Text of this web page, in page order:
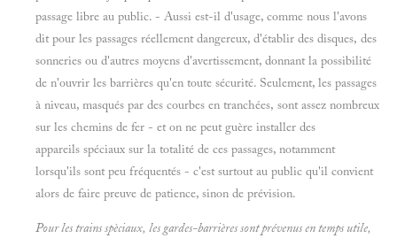
passage libre au public. - Aussi est-il d'usage, comme nous l'avons
dit pour les passages réellement dangereux, d'établir des disques, des
sonneries ou d'autres moyens d'avertissement, donnant la possibilité
de n'ouvrir les barrières qu'en toute sécurité. Seulement, les passages
à niveau, masqués par des courbes en tranchées, sont assez nombreux
sur les chemins de fer - et on ne peut guère installer des
appareils spéciaux sur la totalité de ces passages, notamment
lorsqu'ils sont peu fréquentés - c'est surtout au public qu'il convient
alors de faire preuve de patience, sinon de prévision.
Pour les trains spèciaux, les gardes-barrières sont prévenus en temps utile,